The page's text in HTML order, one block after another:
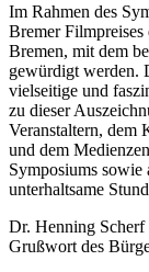
Im Rahmen des
Bremer
Bremen, mit dem
gewürdigt werden.
vielseitige und
zu dieser
Veranstaltern, dem
und dem
Symposiums sowie
unterhaltsame
Dr. Henning Scherf
Grußwort des